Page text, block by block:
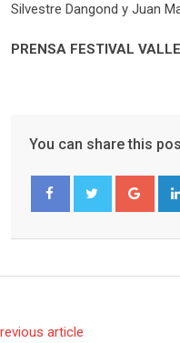
Silvestre Dangond y Juan
PRENSA FESTIVAL
You can share this
article